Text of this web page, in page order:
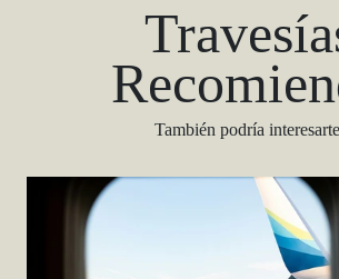
También podría